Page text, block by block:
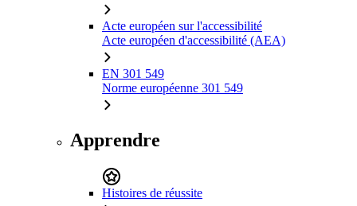
Acte européen sur l'accessibilité
Acte européen d'accessibilité (AEA)
EN 301 549
Norme européenne 301 549
Apprendre
Histoires de réussite